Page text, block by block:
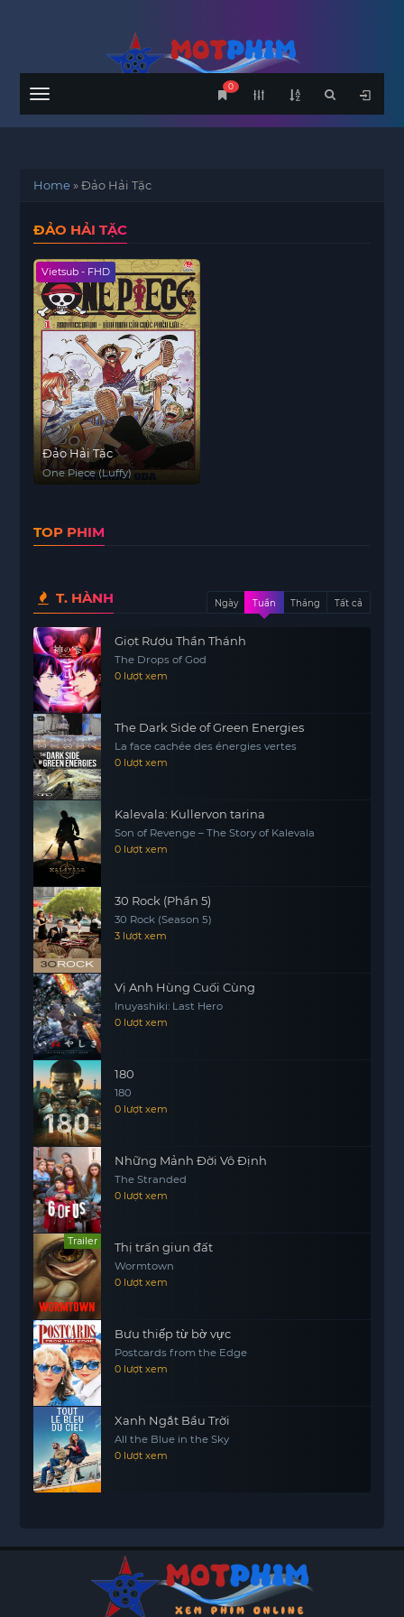
Menu
0
Home»Đảo Hải Tặc
ĐẢO HẢI TẶC
Vietsub - FHD
Đảo Hải Tặc
One Piece (Luffy)
TOP PHIM
T. HÀNH Ngày Tuần Tháng Tất cả
Giọt Rượu Thần Thánh
The Drops of God
0 lượt xem
The Dark Side of Green Energies
La face cachée des énergies vertes
0 lượt xem
Kalevala: Kullervon tarina
Son of Revenge – The Story of Kalevala
0 lượt xem
30 Rock (Phần 5)
30 Rock (Season 5)
3 lượt xem
Vị Anh Hùng Cuối Cùng
Inuyashiki: Last Hero
0 lượt xem
180
180
0 lượt xem
Những Mảnh Đời Vô Định
The Stranded
0 lượt xem
Trailer Thị trấn giun đất
Wormtown
0 lượt xem
Bưu thiếp từ bờ vực
Postcards from the Edge
0 lượt xem
Xanh Ngắt Bầu Trời
All the Blue in the Sky
0 lượt xem